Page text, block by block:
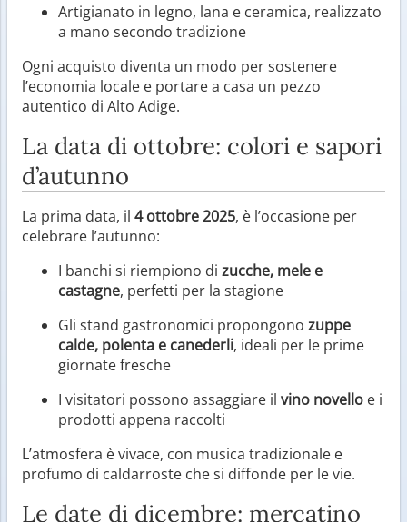
Artigianato in legno, lana e ceramica, realizzato
a mano secondo tradizione
Ogni acquisto diventa un modo per sostenere
l’economia locale e portare a casa un pezzo
autentico di Alto Adige.
La data di ottobre: colori e sapori
d’autunno
La prima data, il 4 ottobre 2025, è l’occasione per
celebrare l’autunno:
I banchi si riempiono di zucche, mele e
castagne, perfetti per la stagione
Gli stand gastronomici propongono zuppe
calde, polenta e canederli, ideali per le prime
giornate fresche
I visitatori possono assaggiare il vino novello e i
prodotti appena raccolti
L’atmosfera è vivace, con musica tradizionale e
profumo di caldarroste che si diffonde per le vie.
Le date di dicembre: mercatino